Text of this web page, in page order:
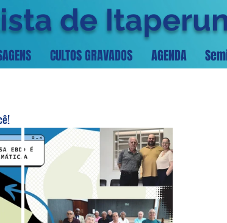
CULTOS GRAVADOS AGENDA
de